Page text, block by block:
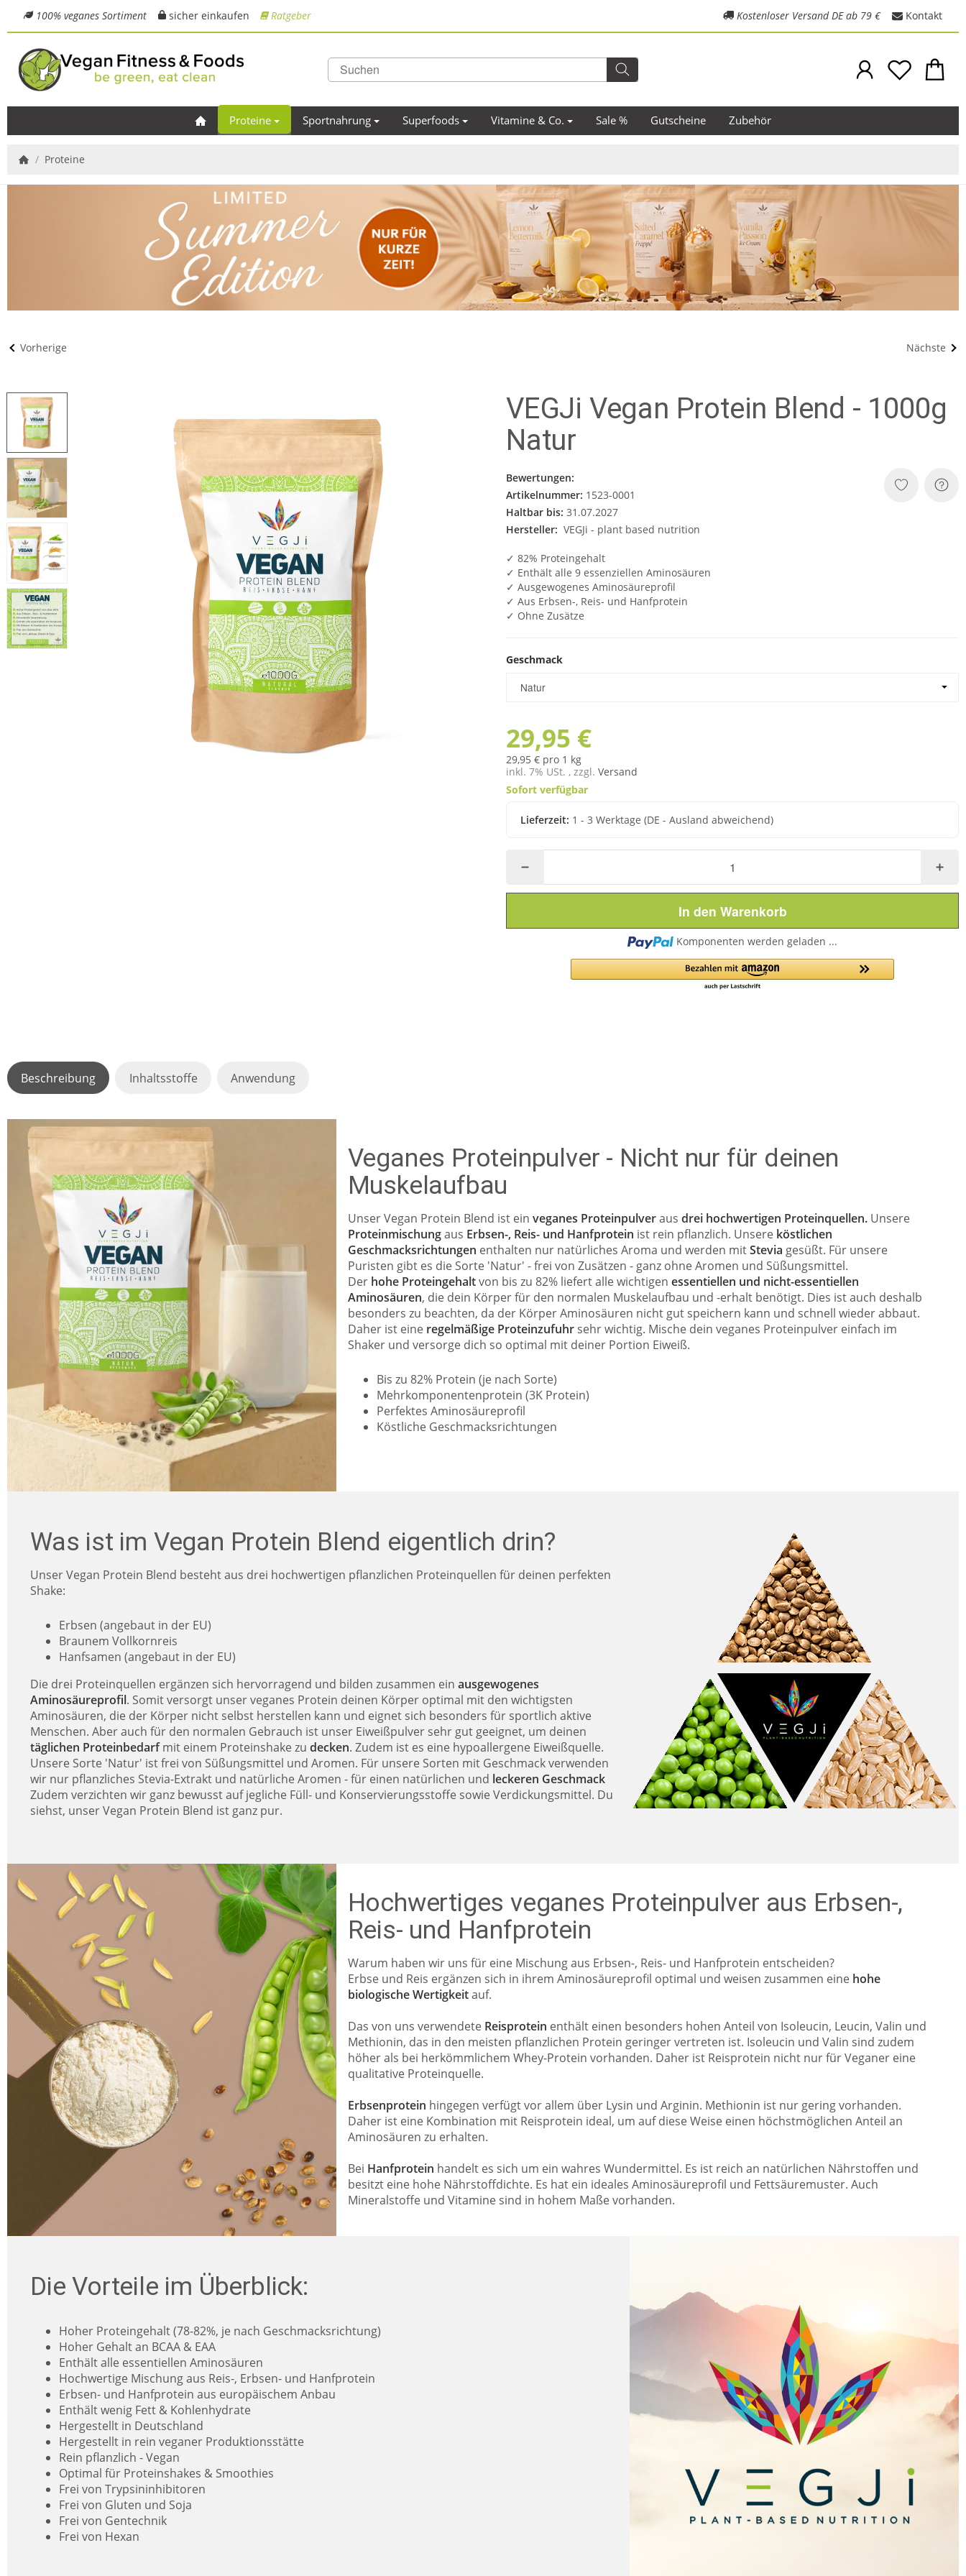
100% veganes Sortiment sicher einkaufen Ratgeber Kostenloser Versand DE ab 79 € Kontakt
Proteine Sportnahrung Superfoods Vitamine & Co. Sale % Gutscheine Zubehör
/ Proteine
Vorherige Nächste
VEGJi Vegan Protein Blend - 1000g
Natur
Bewertungen:
Artikelnummer: 1523-0001
Haltbar bis: 31.07.2027
Hersteller: VEGJi - plant based nutrition
✓ 82% Proteingehalt
✓ Enthält alle 9 essenziellen Aminosäuren
✓ Ausgewogenes Aminosäureprofil
✓ Aus Erbsen-, Reis- und Hanfprotein
✓ Ohne Zusätze
Geschmack
Natur
29,95 €
29,95 € pro 1 kg
inkl. 7% USt. , zzgl. Versand
Sofort verfügbar
Lieferzeit: 1 - 3 Werktage(DE - Ausland abweichend)
In den Warenkorb
Loading...
Komponenten werden geladen ...
Beschreibung Inhaltsstoffe Anwendung
Veganes Proteinpulver - Nicht nur für deinen
Muskelaufbau
Unser Vegan Protein Blend ist ein veganes Proteinpulveraus drei hochwertigen Proteinquellen.Unsere
Proteinmischungaus Erbsen-, Reis- und Hanfprotein ist rein pflanzlich. Unsere köstlichen
Geschmacksrichtungen enthalten nur natürliches Aroma und werden mitStevia gesüßt. Für unsere
Puristen gibt es die Sorte 'Natur' - frei von Zusätzen - ganz ohne Aromen und Süßungsmittel.
Der hohe Proteingehaltvon bis zu 82% liefert alle wichtigen essentiellen und nicht-essentiellen
Aminosäuren, die dein Körper für den normalen Muskelaufbau und -erhalt benötigt. Dies ist auch deshalb
besonders zu beachten, da der Körper Aminosäuren nicht gut speichern kann und schnell wieder abbaut.
Daher ist eine regelmäßige Proteinzufuhrsehr wichtig. Mische dein veganes Proteinpulver einfach im
Shaker und versorge dich so optimal mit deiner Portion Eiweiß.
Bis zu 82% Protein (je nach Sorte)
Mehrkomponentenprotein (3K Protein)
Perfektes Aminosäureprofil
Köstliche Geschmacksrichtungen
Was ist im Vegan Protein Blend eigentlich drin?
Unser Vegan Protein Blend besteht aus drei hochwertigen pflanzlichen Proteinquellen für deinen perfekten
Shake:
Erbsen (angebaut in der EU)
Braunem Vollkornreis
Hanfsamen (angebaut in der EU)
Die drei Proteinquellen ergänzen sich hervorragend und bilden zusammen ein ausgewogenes
Aminosäureprofil. Somit versorgt unser veganes Protein deinen Körper optimal mit den wichtigsten
Aminosäuren, die der Körper nicht selbst herstellen kann und eignet sich besonders für sportlich aktive
Menschen. Aber auch für den normalen Gebrauch ist unser Eiweißpulver sehr gut geeignet, um deinen
täglichen Proteinbedarfmit einem Proteinshake zu decken. Zudem ist es eine hypoallergene Eiweißquelle.
Unsere Sorte 'Natur' ist frei von Süßungsmittel und Aromen. Für unsere Sorten mit Geschmack verwenden
wir nur pflanzliches Stevia-Extrakt und natürliche Aromen - für einen natürlichen und leckeren Geschmack
Zudem verzichten wir ganz bewusst auf jegliche Füll- und Konservierungsstoffe sowie Verdickungsmittel. Du
siehst, unser Vegan Protein Blend ist ganz pur.
Hochwertiges veganes Proteinpulver aus Erbsen-,
Reis- und Hanfprotein
Warum haben wir uns für eine Mischung aus Erbsen-, Reis- und Hanfprotein entscheiden?
Erbse und Reis ergänzen sich in ihrem Aminosäureprofil optimal und weisen zusammen eine hohe
biologische Wertigkeitauf.
Das von uns verwendete Reisprotein enthält einen besonders hohen Anteil von Isoleucin, Leucin, Valin und
Methionin, das in den meisten pflanzlichen Protein geringer vertreten ist. Isoleucin und Valin sind zudem
höher als bei herkömmlichem Whey-Protein vorhanden. Daher ist Reisprotein nicht nur für Veganer eine
qualitative Proteinquelle.
Erbsenprotein hingegen verfügt vor allem über Lysin und Arginin. Methionin ist nur gering vorhanden.
Daher ist eine Kombination mit Reisprotein ideal, um auf diese Weise einen höchstmöglichen Anteil an
Aminosäuren zu erhalten.
Bei Hanfprotein handelt es sich um ein wahres Wundermittel. Es ist reich an natürlichen Nährstoffen und
besitzt eine hohe Nährstoffdichte. Es hat ein ideales Aminosäureprofil und Fettsäuremuster. Auch
Mineralstoffe und Vitamine sind in hohem Maße vorhanden.
Die Vorteile im Überblick:
Hoher Proteingehalt (78-82%, je nach Geschmacksrichtung)
Hoher Gehalt an BCAA & EAA
Enthält alle essentiellen Aminosäuren
Hochwertige Mischung aus Reis-, Erbsen- und Hanfprotein
Erbsen- und Hanfprotein aus europäischem Anbau
Enthält wenig Fett & Kohlenhydrate
Hergestellt in Deutschland
Hergestellt in rein veganer Produktionsstätte
Rein pflanzlich - Vegan
Optimal für Proteinshakes & Smoothies
Frei von Trypsininhibitoren
Frei von Gluten und Soja
Frei von Gentechnik
Frei von Hexan